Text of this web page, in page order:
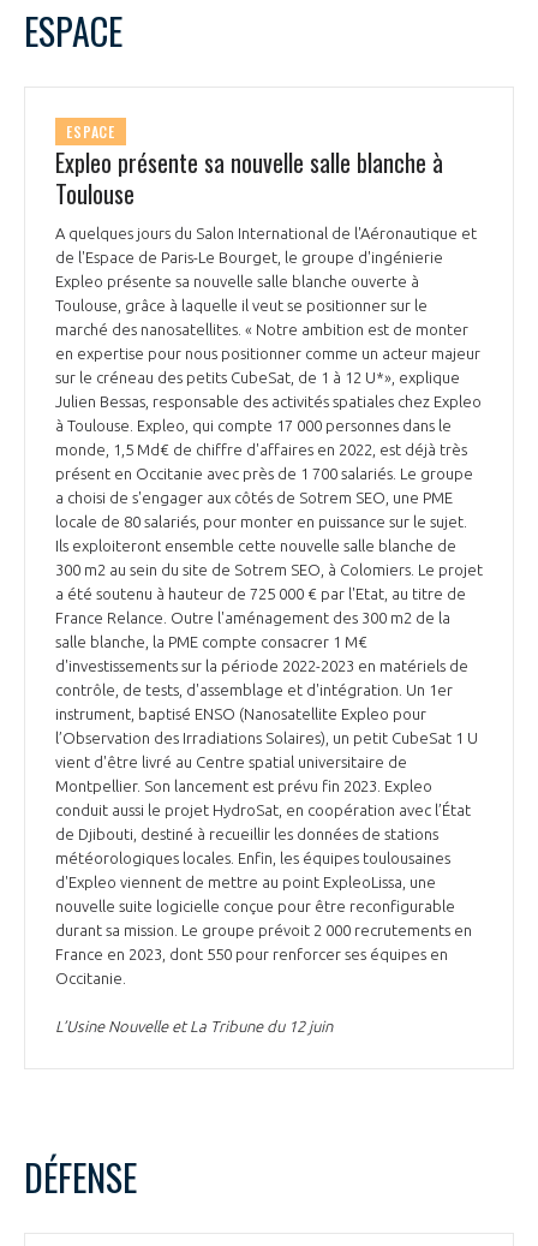
PRÉSENTATION
NOTRE VISION
NOS MISSIONS
NOTRE HISTOIRE
ORGANISATION
LE CONSEIL DU GIFAS
L’ÉQUIPE DU GIFAS
NOS RÉSEAUX À L'INTERNATIONAL
FONCTIONNEMENT
GEADS
COMITÉ AERO PME
STARTAIR
COMMISSIONS ET COMITÉS
ACCOMPAGNEMENT DE NOS ADHÉRENTS
LES PROGRAMMES DU GIFAS
UN ÉCOSYSTÈME INTÉGRÉ ET COHÉRENT
POURQUOI DEVENIR MEMBRE ?
LA MÉDIATION
LA MÉDIATION DANS LA FILIÈRE AÉRONAUTIQUE ET SPATIALE
LE MÉDIATEUR DE LA FILIÈRE AÉRONAUTIQUE ET SPATIALE
MÉDIATION ET CHARTE D’ENGAGEMENT SUR LES RELATIONS ENTRE
CLIENTS ET FOURNISSEURS
LA MÉDIATION AU-DELÀ DE LA FILIÈRE AÉRONAUTIQUE ET SPATIALE
PRENDRE CONTACT AVEC LE MÉDIATEUR DE LA FILIÈRE
LE SALON DU BOURGET
L'OBSERVATOIRE
CHIFFRES CLÉS
LES ENJEUX
COMPÉTITIVITÉ
EMPLOI & FORMATION
ENVIRONNEMENT
INNOVATION
LES PUBLICATIONS
DOCUMENTS & BROCHURES
RAPPORTS D'ACTIVITÉS
1 2 3
4
16
ESPACE
ESPACE
Expleo présente sa nouvelle salle blanche à
Toulouse
A quelques jours du Salon International de l'Aéronautique et
de l'Espace de Paris-Le Bourget, le groupe d'ingénierie
Expleo présente sa nouvelle salle blanche ouverte à
Toulouse, grâce à laquelle il veut se positionner sur le
marché des nanosatellites. « Notre ambition est de monter
en expertise pour nous positionner comme un acteur majeur
sur le créneau des petits CubeSat, de 1 à 12 U*», explique
Julien Bessas, responsable des activités spatiales chez Expleo
à Toulouse. Expleo, qui compte 17 000 personnes dans le
monde, 1,5 Md€ de chiffre d'affaires en 2022, est déjà très
présent en Occitanie avec près de 1 700 salariés. Le groupe
a choisi de s'engager aux côtés de Sotrem SEO, une PME
locale de 80 salariés, pour monter en puissance sur le sujet.
Ils exploiteront ensemble cette nouvelle salle blanche de
300 m2 au sein du site de Sotrem SEO, à Colomiers. Le projet
a été soutenu à hauteur de 725 000 € par l'Etat, au titre de
France Relance. Outre l'aménagement des 300 m2 de la
salle blanche, la PME compte consacrer 1 M€
d'investissements sur la période 2022-2023 en matériels de
contrôle, de tests, d'assemblage et d'intégration. Un 1er
instrument, baptisé ENSO (Nanosatellite Expleo pour
l’Observation des Irradiations Solaires), un petit CubeSat 1 U
vient d'être livré au Centre spatial universitaire de
Montpellier. Son lancement est prévu fin 2023. Expleo
conduit aussi le projet HydroSat, en coopération avec l’État
de Djibouti, destiné à recueillir les données de stations
météorologiques locales. Enfin, les équipes toulousaines
d'Expleo viennent de mettre au point ExpleoLissa, une
nouvelle suite logicielle conçue pour être reconfigurable
durant sa mission. Le groupe prévoit 2 000 recrutements en
France en 2023, dont 550 pour renforcer ses équipes en
Occitanie.
L’Usine Nouvelle et La Tribune du 12 juin
DÉFENSE
Rejoignez une filière d’excellence et développez
votre réseau au sein d’un écosystème intégré et
Découvrez les avantages d'adhérer au GIFAS.
Rencontres, salons, données sectorielles,
programmes ...
DEMANDE D’ADHÉSION